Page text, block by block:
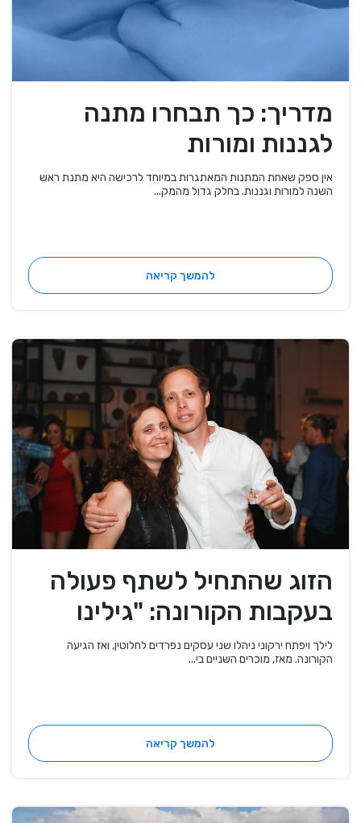
מדריך: כך תבחרו מתנה
לגננות ומורות
אין ספק שאחת המתנות המאתגרות במיוחד לרכישה היא מתנת ראש
השנה למורות וגננות. בחלק גדול מהמק...
להמשך קריאה
הזוג שהתחיל לשתף פעולה
בעקבות הקורונה: "גילינו
שהמוצרים שלנו משלימים"
לילך ויפתח ירקוני ניהלו שני עסקים נפרדים לחלוטין, ואז הגיעה
הקורונה. מאז, מוכרים השניים בי...
להמשך קריאה